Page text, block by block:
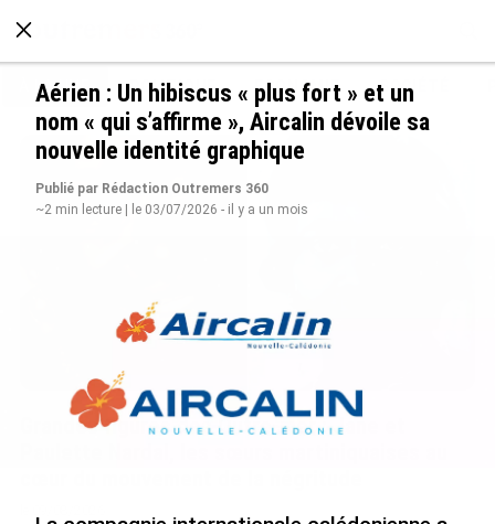
À LA UNE POLITIQUE ECONOMIE SOCIÉTÉ
Grandes figures des Outre-mer : Jane et
Aérien : Un hibiscus « plus fort » et un
nom « qui s’affirme », Aircalin dévoile sa
nouvelle identité graphique
Publié par Rédaction Outremers 360
~2 min lecture | le 03/07/2026 - il y a un mois